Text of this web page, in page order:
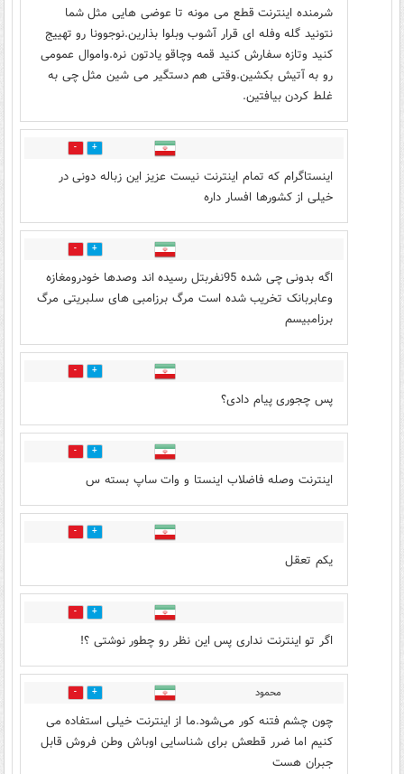
شرمنده اینترنت قطع می مونه تا عوضی هایی مثل شما
نتونید گله وفله ای قرار آشوب وبلوا بذارین.نوجوونا رو تهییج
کنید وتازه سفارش کنید قمه وچاقو یادتون نره.واموال عمومی
رو به آتیش بکشین.وقتی هم دستگیر می شین مثل چی به
غلط کردن بیافتین.
35
اینستاگرام که تمام اینترنت نیست عزیز این زباله دونی در
خیلی از کشورها افسار داره
22
اگه بدونی چی شده 95نفربتل رسیده اند وصدها خودرومغازه
وعابربانک تخریب شده است مرگ برزامبی های سلبریتی مرگ
برزامبیسم
15
پس چجوری پیام دادی؟
26
اینترنت وصله فاضلاب اینستا و وات ساپ بسته س
12
یکم تعقل
26
اگر تو اینترنت نداری پس این نظر رو چطور نوشتی ؟!
محمود 19
چون چشم فتنه کور می‌شود.ما از اینترنت خیلی استفاده می
کنیم اما ضرر قطعش برای شناسایی اوباش وطن فروش قابل
جبران هست